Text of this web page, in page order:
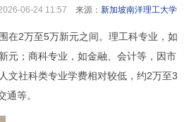
06-24 11:57 来源： 新加坡南洋理工大学
在2万至5万新元之间。理工科专业，如
元；商科专业，如金融、会计等，因市
文社科类专业学费相对较低，约2万至3
等。